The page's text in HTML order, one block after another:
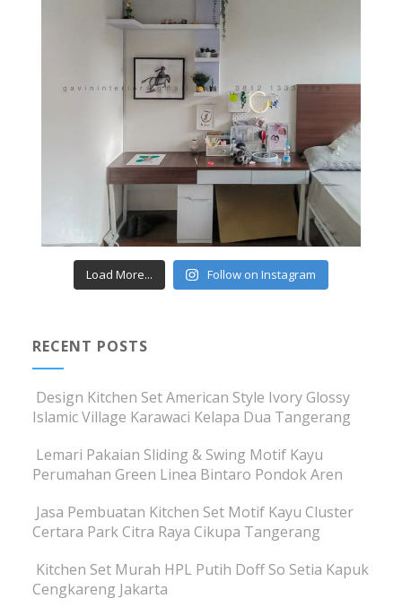
Load More... Follow on Instagram
RECENT POSTS
Design Kitchen Set American Style Ivory Glossy
Islamic Village Karawaci Kelapa Dua Tangerang
Lemari Pakaian Sliding & Swing Motif Kayu
Perumahan Green Linea Bintaro Pondok Aren
Jasa Pembuatan Kitchen Set Motif Kayu Cluster
Certara Park Citra Raya Cikupa Tangerang
Kitchen Set Murah HPL Putih Doff So Setia Kapuk
Cengkareng Jakarta